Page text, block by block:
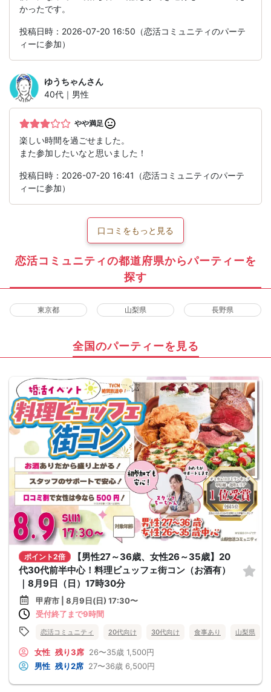
かったです。
投稿日時：2026-07-20 16:50（恋活コミュニティのパーテ
ィーに参加）
ゆうちゃんさん
40代｜男性
やや満足
楽しい時間を過ごせました。
また参加したいなと思いました！
投稿日時：2026-07-20 16:41（恋活コミュニティのパーテ
ィーに参加）
口コミをもっと見る
恋活コミュニティの都道府県からパーティーを
探す
東京都 山梨県 長野県
全国のパーティーを見る
ポイント2倍
【男性27～36歳、女性26～35歳】20
代30代前半中心！料理ビュッフェ街コン（お酒有）
｜8月9日（日）17時30分
甲府市 | 8月9日(日) 17:30〜
受付終了まで9時間
恋活コミュニティ 20代向け 30代向け 食事あり 山梨県
女性 残り3席 26〜35歳 1,500円
男性 残り2席 27〜36歳 6,500円